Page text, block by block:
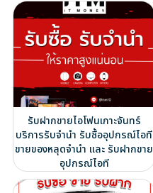
รับฝากขายไอโฟนเกาะจันทร์
บริการรับจำนำ รับซื้ออุปกรณ์ไอที
ขายของหลุดจำนำ และ รับฝากขาย
อุปกรณ์ไอที